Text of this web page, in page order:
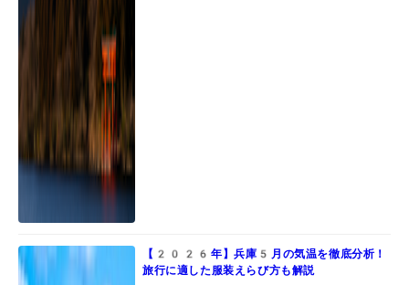
【2026年】兵庫5月の気温を徹底分析！
旅行に適した服装えらび方も解説